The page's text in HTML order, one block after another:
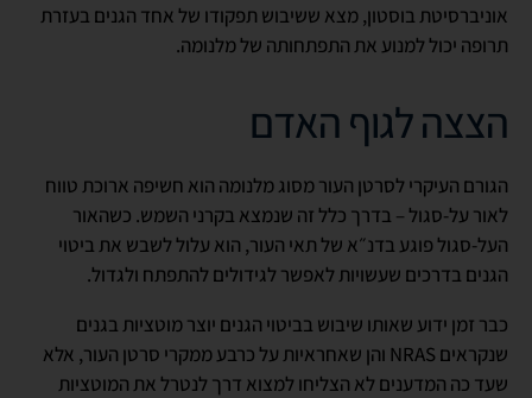
אוניברסיטת בוסטון, מצא ששיבוש תפקודו של אחד הגנים בעזרת
תרופה יכול למנוע את התפתחותה של מלנומה.
הצצה לגוף האדם
הגורם העיקרי לסרטן העור מסוג מלנומה הוא חשיפה ארוכת טווח
לאור על-סגול – בדרך כלל זה שנמצא בקרני השמש. כשהאור
העל-סגול פוגע בדנ״א של תאי העור, הוא עלול לשבש את ביטוי
הגנים בדרכים שעשויות לאפשר לגידולים להתפתח ולגדול.
כבר זמן ידוע שאותו שיבוש בביטוי הגנים יוצר מוטציות בגנים
שנקראים NRAS והן שאחראיות על כרבע ממקרי סרטן העור, אלא
שעד כה המדענים לא הצליחו למצוא דרך לנטרל את המוטציות